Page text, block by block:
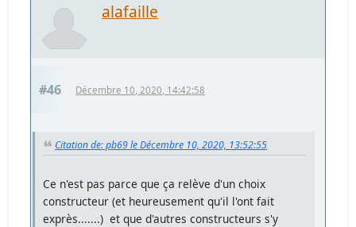
alafaille
#46 Décembre 10, 2020, 14:42:58
Citation de: pb69 le Décembre 10, 2020, 13:52:55
Ce n'est pas parce que ça relève d'un choix
constructeur (et heureusement qu'il l'ont fait
exprès.......) et que d'autres constructeurs s'y